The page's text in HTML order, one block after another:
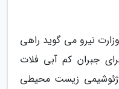
نیرو می گوید راهی
جبران کم آبی فلات
ژئوشیمی زیست محیطی